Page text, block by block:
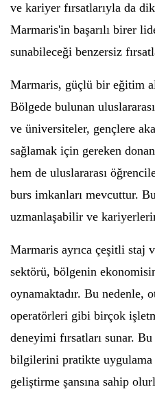
ve kariyer fırsatlarıyla da
Marmaris'in başarılı birer
sunabileceği benzersiz
Marmaris, güçlü bir eğitim
Bölgede bulunan
ve üniversiteler, gençlere
sağlamak için gereken
hem de uluslararası
burs imkanları mevcuttur.
uzmanlaşabilir ve
Marmaris ayrıca çeşitli staj
sektörü, bölgenin
oynamaktadır. Bu nedenle,
operatörleri gibi birçok
deneyimi fırsatları sunar.
bilgilerini pratikte uygulama
geliştirme şansına sahip